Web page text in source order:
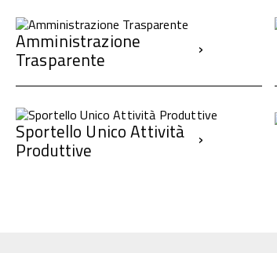
Amministrazione
Trasparente
Sportello Unico Attività
Produttive